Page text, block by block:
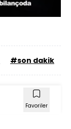
Oynatma
Hızı
#son dakik
Favoriler